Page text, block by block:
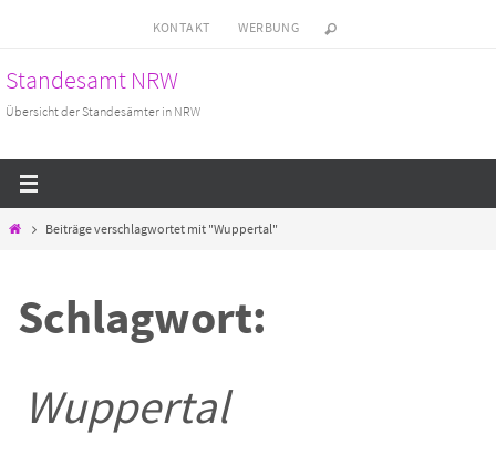
springen
KONTAKT WERBUNG
Standesamt NRW
Übersicht der Standesämter in NRW
StartBeiträge verschlagwortet mit "Wuppertal"
Schlagwort:
Wuppertal